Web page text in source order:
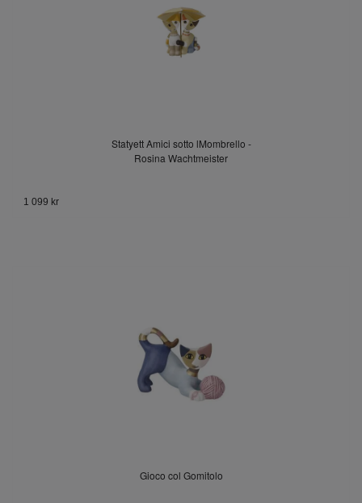
Statyett Amici sotto lMombrello -
Rosina Wachtmeister
1 099 kr
Gioco col Gomitolo